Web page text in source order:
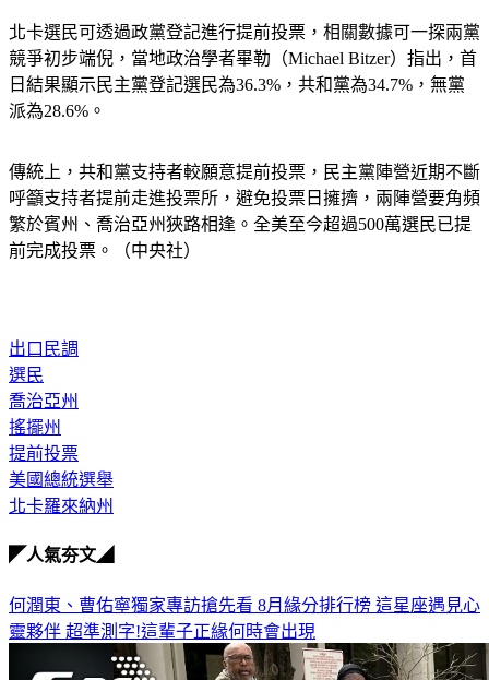
北卡選民可透過政黨登記進行提前投票，相關數據可一探兩黨
競爭初步端倪，當地政治學者畢勒（Michael Bitzer）指出，首
日結果顯示民主黨登記選民為36.3%，共和黨為34.7%，無黨
派為28.6%。
傳統上，共和黨支持者較願意提前投票，民主黨陣營近期不斷
呼籲支持者提前走進投票所，避免投票日擁擠，兩陣營要角頻
繁於賓州、喬治亞州狹路相逢。全美至今超過500萬選民已提
前完成投票。（中央社）
出口民調
選民
喬治亞州
搖擺州
提前投票
美國總統選舉
北卡羅來納州
◤人氣夯文◢
何潤東、曹佑寧獨家專訪搶先看 8月緣分排行榜 這星座遇見心
靈夥伴 超準測字!這輩子正緣何時會出現